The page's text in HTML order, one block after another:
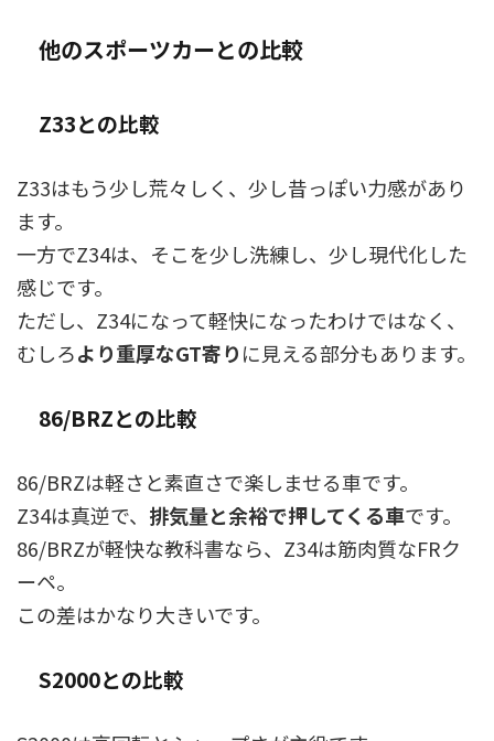
他のスポーツカーとの比較
Z33との比較
Z33はもう少し荒々しく、少し昔っぽい力感があり
ます。
一方でZ34は、そこを少し洗練し、少し現代化した
感じです。
ただし、Z34になって軽快になったわけではなく、
むしろより重厚なGT寄りに見える部分もあります。
86/BRZとの比較
86/BRZは軽さと素直さで楽しませる車です。
Z34は真逆で、 排気量と余裕で押してくる車です。
86/BRZが軽快な教科書なら、Z34は筋肉質なFRク
ーペ。
この差はかなり大きいです。
S2000との比較